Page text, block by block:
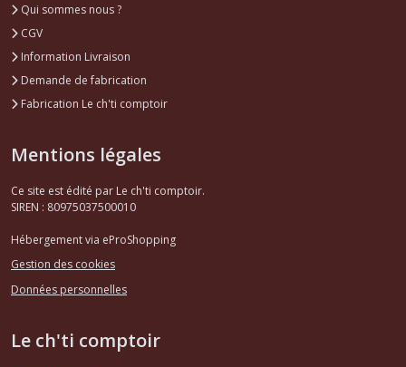
Qui sommes nous ?
CGV
Information Livraison
Demande de fabrication
Fabrication Le ch'ti comptoir
Mentions légales
Ce site est édité par Le ch'ti comptoir.
SIREN : 80975037500010
Hébergement via eProShopping
Gestion des cookies
Données personnelles
Le ch'ti comptoir